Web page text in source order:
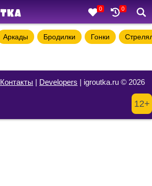
0 0
Аркады Бродилки Гонки
Контакты | Developers | igroutka.ru © 2026
12+